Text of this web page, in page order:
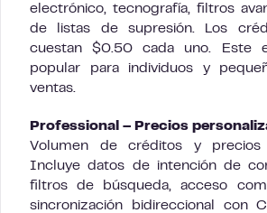
electrónico, tecnografía, filtros
de listas de supresión. Los
cuestan $0.50 cada uno. Este
popular para individuos y
ventas.
Professional – Precios
Volumen de créditos y precios
Incluye datos de intención de
filtros de búsqueda, acceso
sincronización bidireccional con